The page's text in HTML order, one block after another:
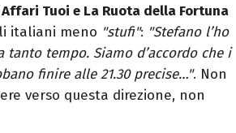
Tuoi e La Ruota della Fortuna
italiani meno "stufi": "Stefano l’ho
tempo. Siamo d’accordo che i
finire alle 21.30 precise…". Non
verso questa direzione, non